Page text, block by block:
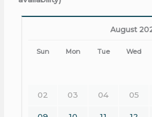
August
Sun Mon Tue Wed
02 03 04 05